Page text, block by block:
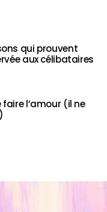
qui prouvent
aux célibataires
l’amour (il ne